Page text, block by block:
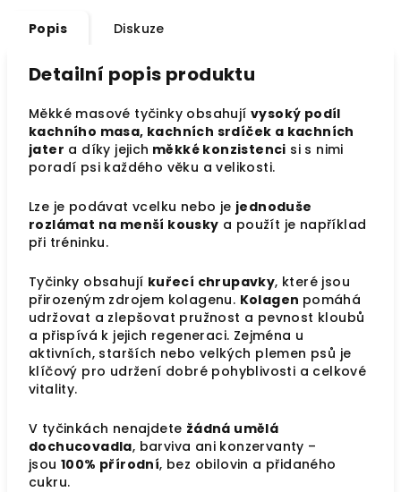
Popis Diskuze
Detailní popis produktu
Měkké masové tyčinky obsahují vysoký podíl
kachního masa, kachních srdíček a kachních
jater a díky jejich měkké konzistenci si s nimi
poradí psi každého věku a velikosti.
Lze je podávat vcelku nebo je jednoduše
rozlámat na menší kousky a použít je například
při tréninku.
Tyčinky obsahují kuřecí chrupavky, které jsou
přirozeným zdrojem kolagenu. Kolagen pomáhá
udržovat a zlepšovat pružnost a pevnost kloubů
a přispívá k jejich regeneraci. Zejména u
aktivních, starších nebo velkých plemen psů je
klíčový pro udržení dobré pohyblivosti a celkové
vitality.
V tyčinkách nenajdete žádná umělá
dochucovadla, barviva ani konzervanty –
jsou 100% přírodní, bez obilovin a přidaného
cukru.